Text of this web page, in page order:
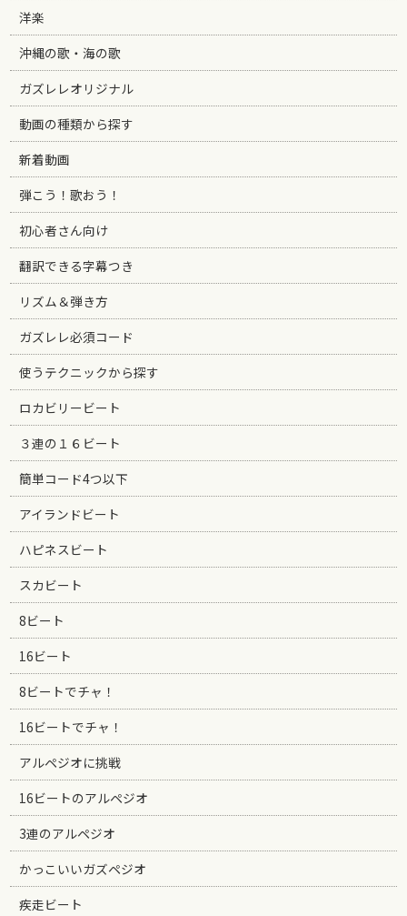
洋楽
沖縄の歌・海の歌
ガズレレオリジナル
動画の種類から探す
新着動画
弾こう！歌おう！
初心者さん向け
翻訳できる字幕つき
リズム＆弾き方
ガズレレ必須コード
使うテクニックから探す
ロカビリービート
３連の１６ビート
簡単コード4つ以下
アイランドビート
ハピネスビート
スカビート
8ビート
16ビート
8ビートでチャ！
16ビートでチャ！
アルペジオに挑戦
16ビートのアルペジオ
3連のアルペジオ
かっこいいガズペジオ
疾走ビート